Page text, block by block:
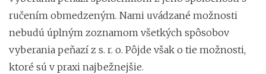
ručením obmedzeným. Nami uvádzané možnosti
nebudú úplným zoznamom všetkých spôsobov
vyberania peňazí z s. r. o. Pôjde však o tie možnosti,
ktoré sú v praxi najbežnejšie.